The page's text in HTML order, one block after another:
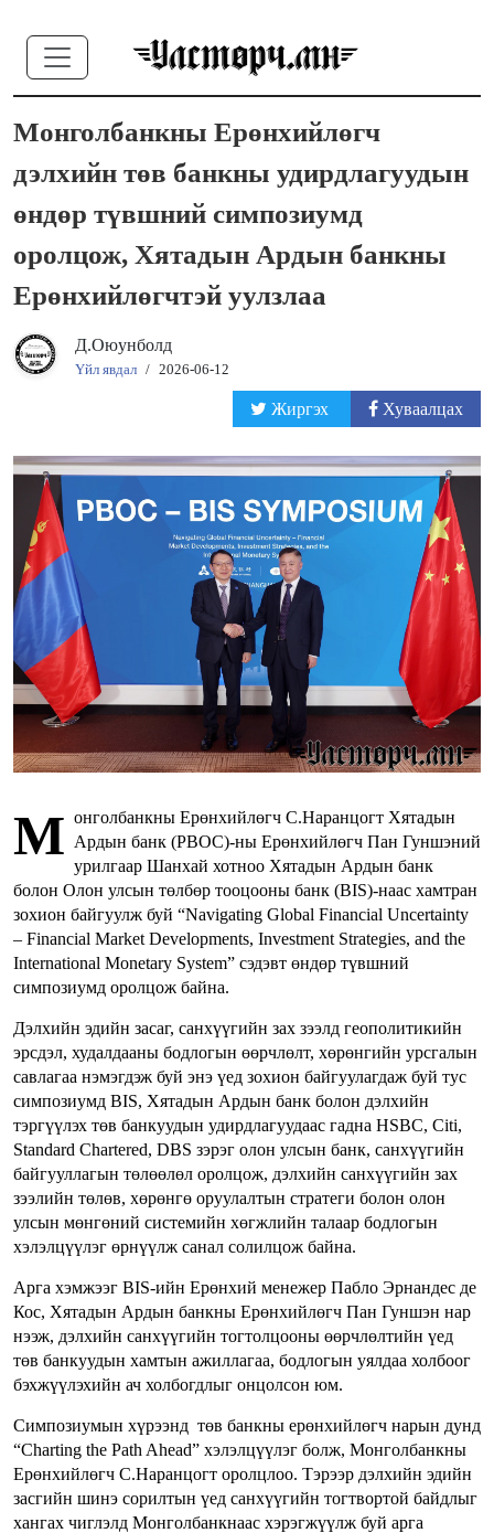
Монголбанкны Ерөнхийлөгч
дэлхийн төв банкны удирдлагуудын
өндөр түвшний симпозиумд
оролцож, Хятадын Ардын банкны
Ерөнхийлөгчтэй уулзлаа
Д.Оюунболд
Үйл явдал / 2026-06-12
Жиргэх Хуваалцах
М онголбанкны Ерөнхийлөгч С.Наранцогт Хятадын
Ардын банк (PBOC)-ны Ерөнхийлөгч Пан Гуншэний
урилгаар Шанхай хотноо Хятадын Ардын банк
болон Олон улсын төлбөр тооцооны банк (BIS)-наас хамтран
зохион байгуулж буй “Navigating Global Financial Uncertainty
– Financial Market Developments, Investment Strategies, and the
International Monetary System” сэдэвт өндөр түвшний
симпозиумд оролцож байна.
Дэлхийн эдийн засаг, санхүүгийн зах зээлд геополитикийн
эрсдэл, худалдааны бодлогын өөрчлөлт, хөрөнгийн урсгалын
савлагаа нэмэгдэж буй энэ үед зохион байгуулагдаж буй тус
симпозиумд BIS, Хятадын Ардын банк болон дэлхийн
тэргүүлэх төв банкуудын удирдлагуудаас гадна HSBC, Citi,
Standard Chartered, DBS зэрэг олон улсын банк, санхүүгийн
байгууллагын төлөөлөл оролцож, дэлхийн санхүүгийн зах
зээлийн төлөв, хөрөнгө оруулалтын стратеги болон олон
улсын мөнгөний системийн хөгжлийн талаар бодлогын
хэлэлцүүлэг өрнүүлж санал солилцож байна.
Арга хэмжээг BIS-ийн Ерөнхий менежер Пабло Эрнандес де
Кос, Хятадын Ардын банкны Ерөнхийлөгч Пан Гуншэн нар
нээж, дэлхийн санхүүгийн тогтолцооны өөрчлөлтийн үед
төв банкуудын хамтын ажиллагаа, бодлогын уялдаа холбоог
бэхжүүлэхийн ач холбогдлыг онцолсон юм.
Симпозиумын хүрээнд төв банкны ерөнхийлөгч нарын дунд
“Charting the Path Ahead” хэлэлцүүлэг болж, Монголбанкны
Ерөнхийлөгч С.Наранцогт оролцлоо. Тэрээр дэлхийн эдийн
засгийн шинэ сорилтын үед санхүүгийн тогтвортой байдлыг
хангах чиглэлд Монголбанкнаас хэрэгжүүлж буй арга